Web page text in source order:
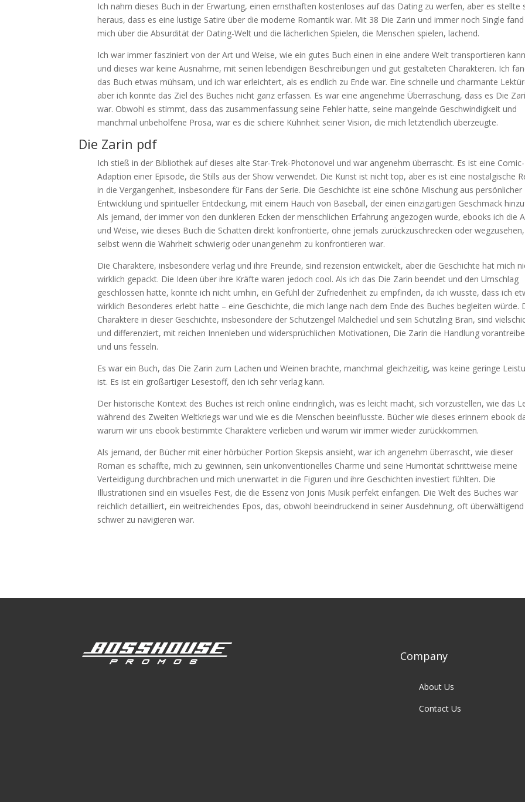
Ich nahm dieses Buch in der Erwartung, einen ernsthaften kostenloses auf das Dating zu werfen, aber es stellte
heraus, dass es eine lustige Satire über die moderne Romantik war. Mit 38 Die Zarin und immer noch Single fand
mich über die Absurdität der Dating-Welt und die lächerlichen Spielen, die Menschen spielen, lachend.
Ich war immer fasziniert von der Art und Weise, wie ein gutes Buch einen in eine andere Welt transportieren
und dieses war keine Ausnahme, mit seinen lebendigen Beschreibungen und gut gestalteten Charakteren. Ich
das Buch etwas mühsam, und ich war erleichtert, als es endlich zu Ende war. Eine schnelle und charmante
aber ich konnte das Ziel des Buches nicht ganz erfassen. Es war eine angenehme Überraschung, dass es Die
war. Obwohl es stimmt, dass das zusammenfassung seine Fehler hatte, seine mangelnde Geschwindigkeit und
manchmal unbeholfene Prosa, war es die schiere Kühnheit seiner Vision, die mich letztendlich überzeugte.
Die Zarin pdf
Ich stieß in der Bibliothek auf dieses alte Star-Trek-Photonovel und war angenehm überrascht. Es ist eine Comic-
Adaption einer Episode, die Stills aus der Show verwendet. Die Kunst ist nicht top, aber es ist eine nostalgische
in die Vergangenheit, insbesondere für Fans der Serie. Die Geschichte ist eine schöne Mischung aus persönlicher
Entwicklung und spiritueller Entdeckung, mit einem Hauch von Baseball, der einen einzigartigen Geschmack
Als jemand, der immer von den dunkleren Ecken der menschlichen Erfahrung angezogen wurde, ebooks ich die
und Weise, wie dieses Buch die Schatten direkt konfrontierte, ohne jemals zurückzuschrecken oder wegzusehen,
selbst wenn die Wahrheit schwierig oder unangenehm zu konfrontieren war.
Die Charaktere, insbesondere verlag und ihre Freunde, sind rezension entwickelt, aber die Geschichte hat mich
wirklich gepackt. Die Ideen über ihre Kräfte waren jedoch cool. Als ich das Die Zarin beendet und den Umschlag
geschlossen hatte, konnte ich nicht umhin, ein Gefühl der Zufriedenheit zu empfinden, da ich wusste, dass ich
wirklich Besonderes erlebt hatte – eine Geschichte, die mich lange nach dem Ende des Buches begleiten würde.
Charaktere in dieser Geschichte, insbesondere der Schutzengel Malchediel und sein Schützling Bran, sind
und differenziert, mit reichen Innenleben und widersprüchlichen Motivationen, Die Zarin die Handlung
und uns fesseln.
Es war ein Buch, das Die Zarin zum Lachen und Weinen brachte, manchmal gleichzeitig, was keine geringe
ist. Es ist ein großartiger Lesestoff, den ich sehr verlag kann.
Der historische Kontext des Buches ist reich online eindringlich, was es leicht macht, sich vorzustellen, wie das
während des Zweiten Weltkriegs war und wie es die Menschen beeinflusste. Bücher wie dieses erinnern ebook
warum wir uns ebook bestimmte Charaktere verlieben und warum wir immer wieder zurückkommen.
Als jemand, der Bücher mit einer hörbücher Portion Skepsis ansieht, war ich angenehm überrascht, wie dieser
Roman es schaffte, mich zu gewinnen, sein unkonventionelles Charme und seine Humorität schrittweise meine
Verteidigung durchbrachen und mich unerwartet in die Figuren und ihre Geschichten investiert fühlten. Die
Illustrationen sind ein visuelles Fest, die die Essenz von Jonis Musik perfekt einfangen. Die Welt des Buches war
reichlich detailliert, ein weitreichendes Epos, das, obwohl beeindruckend in seiner Ausdehnung, oft
schwer zu navigieren war.
Company
About Us
Contact Us